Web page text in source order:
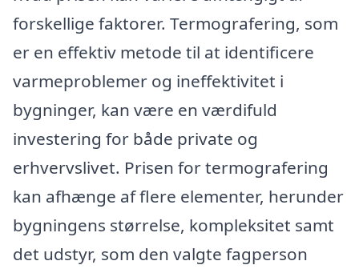
forskellige faktorer. Termografering, som
er en effektiv metode til at identificere
varmeproblemer og ineffektivitet i
bygninger, kan være en værdifuld
investering for både private og
erhvervslivet. Prisen for termografering
kan afhænge af flere elementer, herunder
bygningens størrelse, kompleksitet samt
det udstyr, som den valgte fagperson